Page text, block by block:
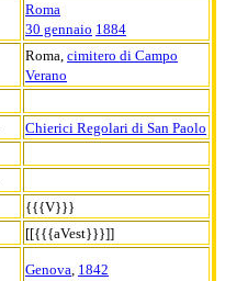
Roma
30 gennaio 1884
Roma, cimitero di Campo
Verano
Chierici Regolari di San Paolo
{{{V}}}
[[{{{aVest}}}]]
Genova, 1842